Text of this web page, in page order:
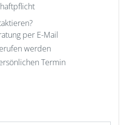
per E-Mail
werden
Termin